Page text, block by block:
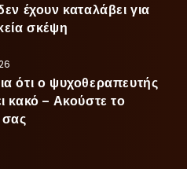
έχουν καταλάβει για
σκέψη
ότι ο ψυχοθεραπευτής
κακό – Ακούστε το
σας